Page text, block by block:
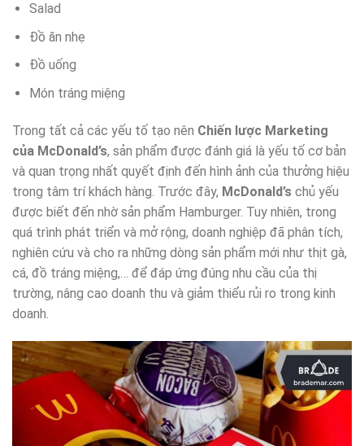
Salad
Đồ ăn nhẹ
Đồ uống
Món tráng miệng
Trong tất cả các yếu tố tạo nên Chiến lược Marketing
của McDonald’s, sản phẩm được đánh giá là yếu tố cơ bản
và quan trọng nhất quyết định đến hình ảnh của thưởng hiệu
trong tâm trí khách hàng. Trước đây, McDonald’s chủ yếu
được biết đến nhờ sản phẩm Hamburger. Tuy nhiên, trong
quá trình phát triển và mở rộng, doanh nghiệp đã phân tích,
nghiên cứu và cho ra những dòng sản phẩm mới như thịt gà,
cá, đồ tráng miệng,… để đáp ứng đúng nhu cầu của thị
trường, nâng cao doanh thu và giảm thiểu rủi ro trong kinh
doanh.